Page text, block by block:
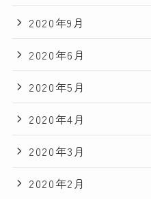
2020年9月
2020年6月
2020年5月
2020年4月
2020年3月
2020年2月